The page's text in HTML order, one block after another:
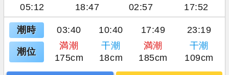
05:12 18:47 02:57 17:52
潮時 03:40 10:40 17:49 23:19
潮位
満潮 干潮 満潮
干潮
175cm
18cm 185cm 109cm